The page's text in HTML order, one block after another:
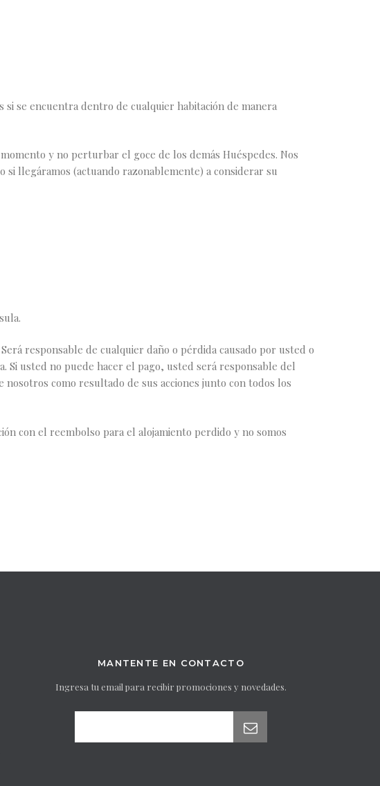
se encuentra dentro de cualquier habitación de manera
y no perturbar el goce de los demás Huéspedes. Nos
llegáramos (actuando razonablemente) a considerar su
responsable de cualquier daño o pérdida causado por usted o
Si usted no puede hacer el pago, usted será responsable del
como resultado de sus acciones junto con todos los
con el reembolso para el alojamiento perdido y no somos
MANTENTE EN CONTACTO
Ingresa tu email para recibir promociones y novedades.